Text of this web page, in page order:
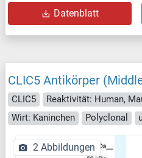
Datenblatt
CLIC5 Antikörper
CLIC5 Reaktivität: Human,
Wirt: Kaninchen
Polyclonal
2 Abbildungen